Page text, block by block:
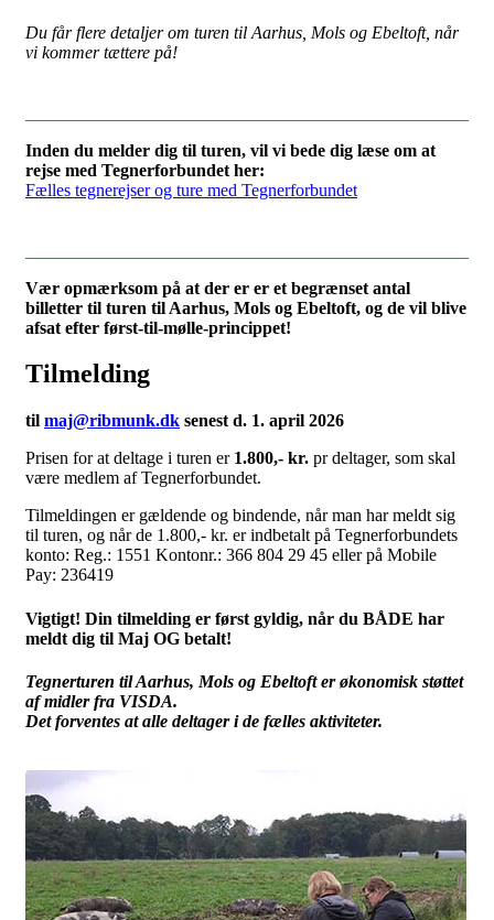
Du får flere detaljer om turen til Aarhus, Mols og Ebeltoft, når
vi kommer tættere på!
Inden du melder dig til turen, vil vi bede dig læse om at
rejse med Tegnerforbundet her:
Fælles tegnerejser og ture med Tegnerforbundet
Vær opmærksom på at der er er et begrænset antal
billetter til turen til Aarhus, Mols og Ebeltoft, og de vil blive
afsat efter først-til-mølle-princippet!
Tilmelding
til maj@ribmunk.dk senest d. 1. april 2026
Prisen for at deltage i turen er 1.800,- kr. pr deltager, som skal
være medlem af Tegnerforbundet.
Tilmeldingen er gældende og bindende, når man har meldt sig
til turen, og når de 1.800,- kr. er indbetalt på Tegnerforbundets
konto: Reg.: 1551 Kontonr.: 366 804 29 45 eller på Mobile
Pay: 236419
Vigtigt! Din tilmelding er først gyldig, når du BÅDE har
meldt dig til Maj OG betalt!
Tegnerturen til Aarhus, Mols og Ebeltoft er økonomisk støttet
af midler fra VISDA.
Det forventes at alle deltager i de fælles aktiviteter.